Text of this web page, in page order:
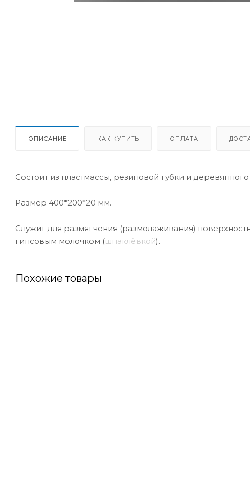
ОПИСАНИЕ КАК КУПИТЬ ОПЛАТА
Состоит из пластмассы, резиновой губки и
Размер 400*200*20 мм.
Служит для размягчения (размолаживания)
гипсовым молочком (шпаклёвкой).
Похожие товары